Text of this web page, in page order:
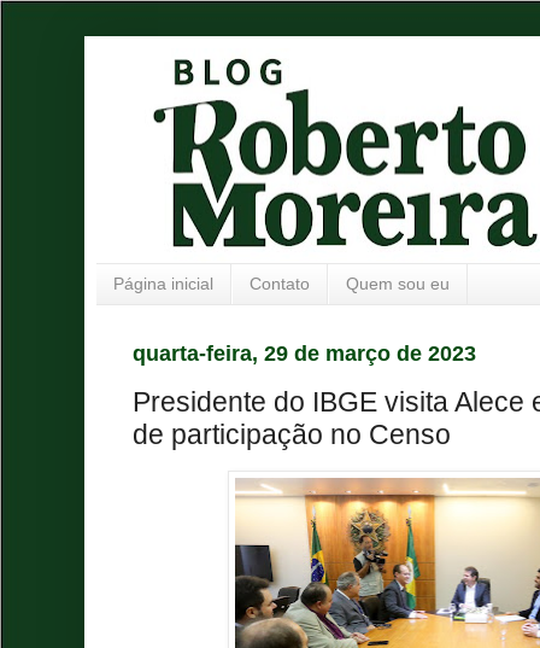
Página inicial Contato Quem sou eu
quarta-feira, 29 de março de 2023
Presidente do IBGE visita Alece
de participação no Censo